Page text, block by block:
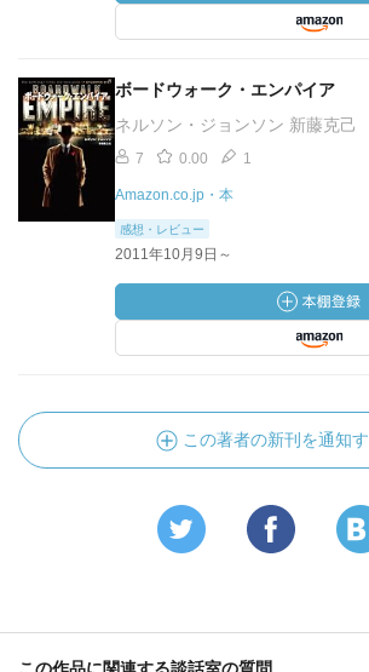
ボードウォーク・エンパイア
ネルソン・ジョンソン 新藤克己
7 0.00 1
Amazon.co.jp・本
感想・レビュー
2011年10月9日～
この著者の新刊を通知